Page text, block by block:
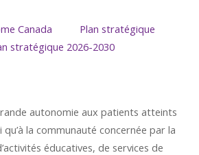
Canada
Plan stratégique
stratégique 2026-2030
autonomie aux patients atteints
qu’à la communauté concernée par la
éducatives, de services de